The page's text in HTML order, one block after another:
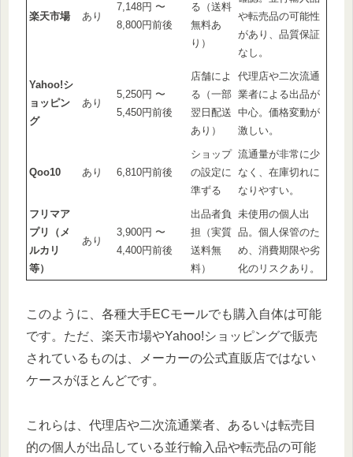
楽天市場 あり
7,148円 〜
8,800円前後
る（送料
無料あ
り）
や転売品の可能性
があり、品質保証
なし。
Yahoo!シ
ョッピン
グ
あり
5,250円 〜
5,450円前後
店舗によ
る（一部
翌日配送
あり）
代理店や二次流通
業者による出品が
中心。価格変動が
激しい。
Qoo10 あり 6,810円前後
ショップ
の設定に
準ずる
流通量が非常に少
なく、在庫切れに
なりやすい。
フリマア
プリ（メ
ルカリ
等）
あり
3,900円 〜
4,400円前後
出品者負
担（実質
送料無
料）
未使用の個人出
品。個人保管のた
め、消費期限や劣
化のリスクあり。
このように、各種大手ECモールでも購入自体は可能
です。ただ、楽天市場やYahoo!ショッピングで販売
されているものは、メーカーの公式直販店ではない
ケースがほとんどです。
これらは、代理店や二次流通業者、あるいは転売目
的の個人が出品している並行輸入品や転売品の可能